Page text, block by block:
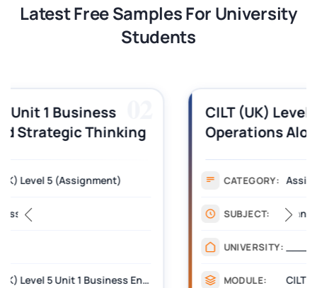
Latest Free Samples For University
Students
03
CILT (UK) Level 3 Unit 1 Business
Operations Along the Supply Chain
CATEGORY: Assignment
MODULE: CILT Level 3 Unit 1 Business Operations Along the Supply Chain (BOSC)